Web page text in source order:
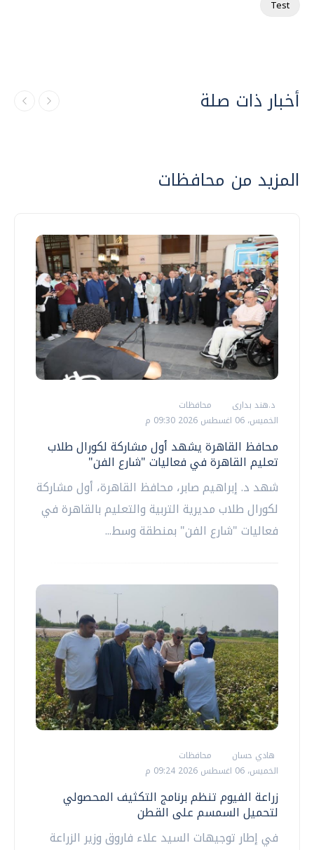
Test
أخبار ذات صلة
المزيد من محافظات
د.هند بدارى
محافظات
الخميس، 06 اغسطس 2026 09:30 م
محافظ القاهرة يشهد أول مشاركة لكورال طلاب
تعليم القاهرة في فعاليات "شارع الفن"
شهد د. إبراهيم صابر، محافظ القاهرة، أول مشاركة
لكورال طلاب مديرية التربية والتعليم بالقاهرة في
فعاليات "شارع الفن" بمنطقة وسط...
هادي حسان
محافظات
الخميس، 06 اغسطس 2026 09:24 م
زراعة الفيوم تنظم برنامج التكثيف المحصولي
لتحميل السمسم على القطن
في إطار توجيهات السيد علاء فاروق وزير الزراعة